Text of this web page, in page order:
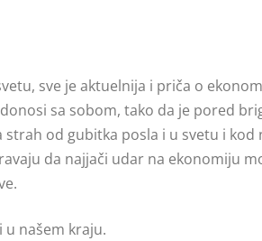
sve je aktuelnija i priča o
sa sobom, tako da je pored
od gubitka posla i u svetu i kod
da najjači udar na ekonomiju
našem kraju.